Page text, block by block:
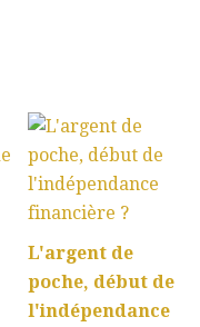
L'argent de
poche, début de
l'indépendance